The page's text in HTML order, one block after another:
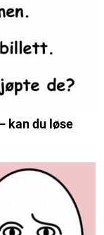
kan du løse